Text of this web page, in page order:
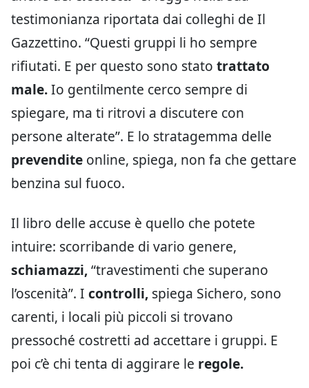
testimonianza riportata dai colleghi de Il
Gazzettino. “Questi gruppi li ho sempre
rifiutati. E per questo sono stato trattato
male.Io gentilmente cerco sempre di
spiegare, ma ti ritrovi a discutere con
persone alterate”. E lo stratagemma delle
prevendite online, spiega, non fa che gettare
benzina sul fuoco.
Il libro delle accuse è quello che potete
intuire: scorribande di vario genere,
schiamazzi,“travestimenti che superano
l’oscenità”. I controlli, spiega Sichero, sono
carenti, i locali più piccoli si trovano
pressoché costretti ad accettare i gruppi. E
poi c’è chi tenta di aggirare le regole.